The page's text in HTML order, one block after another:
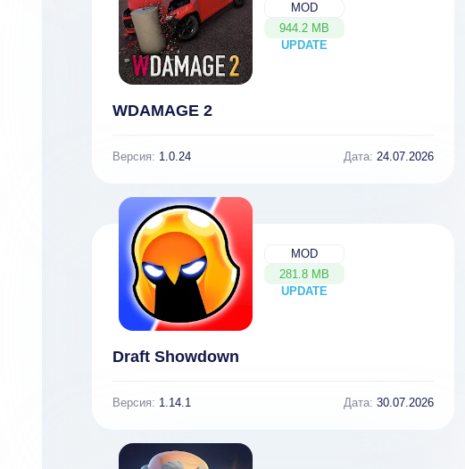
MOD
944.2 MB
UPDATE
NEW
WDAMAGE 2
Версия: 1.0.24 Дата: 24.07.2026
MOD
281.8 MB
UPDATE
NEW
Draft Showdown
Версия: 1.14.1 Дата: 30.07.2026